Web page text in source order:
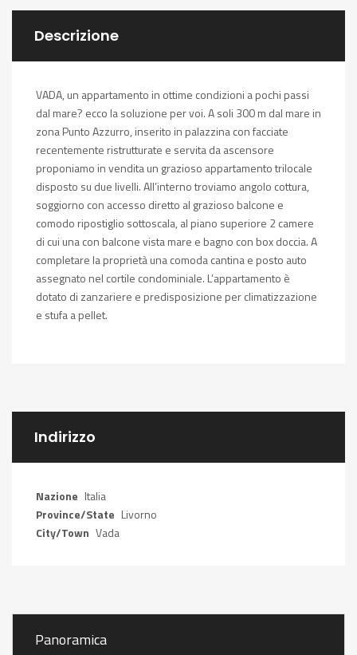
Descrizione
VADA, un appartamento in ottime condizioni a pochi passi
dal mare? ecco la soluzione per voi. A soli 300 m dal mare in
zona Punto Azzurro, inserito in palazzina con facciate
recentemente ristrutturate e servita da ascensore
proponiamo in vendita un grazioso appartamento trilocale
disposto su due livelli. All’interno troviamo angolo cottura,
soggiorno con accesso diretto al grazioso balcone e
comodo ripostiglio sottoscala, al piano superiore 2 camere
di cui una con balcone vista mare e bagno con box doccia. A
completare la proprietà una comoda cantina e posto auto
assegnato nel cortile condominiale. L’appartamento è
dotato di zanzariere e predisposizione per climatizzazione
e stufa a pellet.
Indirizzo
Nazione Italia
Province/State Livorno
City/Town Vada
Panoramica